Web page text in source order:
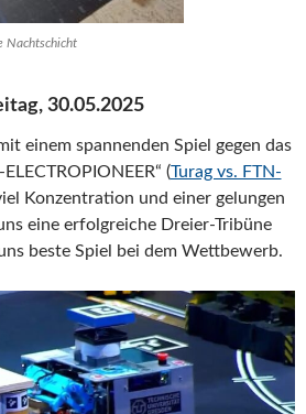
Nachtschicht
30.05.2025
einem spannenden Spiel gegen das
(Turag vs. FTN-
Konzentration und einer gelungen
eine erfolgreiche Dreier-Tribüne
beste Spiel bei dem Wettbewerb.